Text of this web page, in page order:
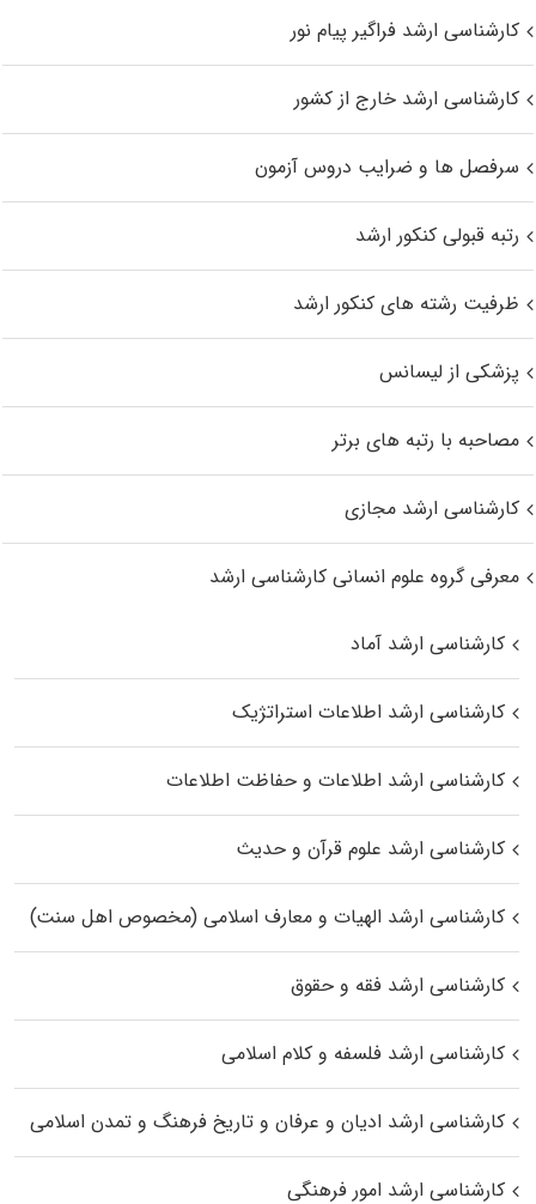
کارشناسی ارشد فراگیر پیام نور
کارشناسی ارشد خارج از کشور
سرفصل ها و ضرایب دروس آزمون
رتبه قبولی کنکور ارشد
ظرفیت رشته های کنکور ارشد
پزشکی از لیسانس
مصاحبه با رتبه های برتر
کارشناسی ارشد مجازی
معرفی گروه علوم انسانی کارشناسی ارشد
کارشناسی ارشد آماد
کارشناسی ارشد اطلاعات استراتژیک
کارشناسی ارشد اطلاعات و حفاظت اطلاعات
کارشناسی ارشد علوم قرآن و حدیث
کارشناسی ارشد الهیات و معارف اسلامی (مخصوص اهل سنت)
کارشناسی ارشد فقه و حقوق
کارشناسی ارشد فلسفه و کلام اسلامی
کارشناسی ارشد ادیان و عرفان و تاریخ فرهنگ و تمدن اسلامی
کارشناسی ارشد امور فرهنگی